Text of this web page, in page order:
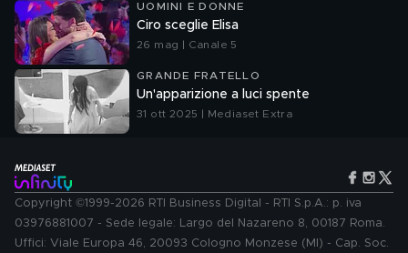
UOMINI E DONNE
Ciro sceglie Elisa
26 mag | Canale 5
GRANDE FRATELLO
Un'apparizione a luci spente
31 ott 2025 | Mediaset Extra
Copyright ©1999-2026 RTI Business Digital - RTI S.p.A.: p. iva
03976881007 - Sede legale: Largo del Nazareno 8, 00187 Roma.
Uffici: Viale Europa 46, 20093 Cologno Monzese (MI) - Cap. Soc.